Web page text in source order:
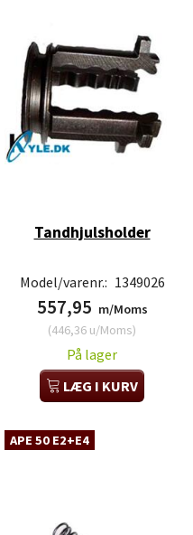
Tandhjulsholder
Model/varenr.: 1349026
557,95 m/Moms
(446,36 u/Moms)
På lager
LÆG I KURV
APE 50 E2+E4